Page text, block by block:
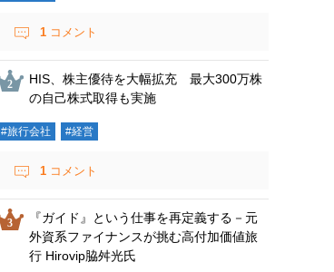
1 コメント
HIS、株主優待を大幅拡充 最大300万株
の自己株式取得も実施
#旅行会社 #経営
1 コメント
『ガイド』という仕事を再定義する－元
外資系ファイナンスが挑む高付加価値旅
行 Hirovip脇舛光氏